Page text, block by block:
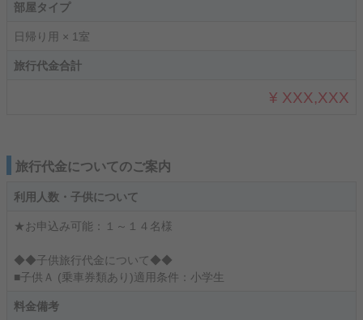
部屋タイプ
日帰り用 × 1室
旅行代金合計
¥ XXX,XXX
旅行代金についてのご案内
利用人数・子供について
★お申込み可能：１～１４名様
◆◆子供旅行代金について◆◆
■子供Ａ (乗車券類あり)適用条件：小学生
料金備考